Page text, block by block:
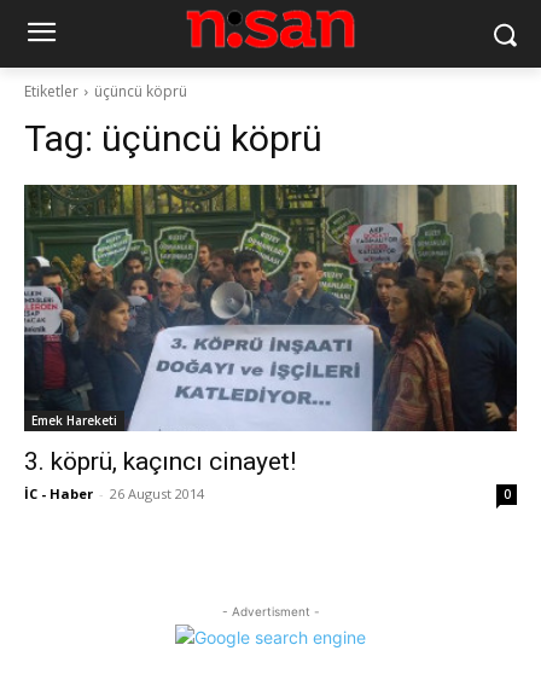
Etiketler üçüncü köprü
Tag: üçüncü köprü
Emek Hareketi
3. köprü, kaçıncı cinayet!
İC - Haber - 26 August 2014 0
- Advertisment -